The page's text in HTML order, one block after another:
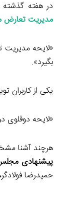
در هفته
مدیریت تعارض
«لایحه مدیریت
بگیرد».
یکی از کاربران
«لایحه دوقلوی
هرچند آشنا
پیشنهادی
حمیدرضا